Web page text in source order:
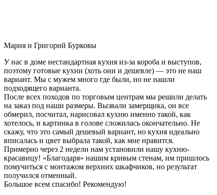
Мария и Григорий Бурковы
У нас в доме нестандартная кухня из-за короба и выступов,
поэтому готовые кухни (хоть они и дешевле) — это не наш
вариант. Мы с мужем много где были, но не нашли
подходящего варианта.
После всех походов по торговым центрам мы решили делать
на заказ под наши размеры. Вызвали замерщика, он все
обмерил, посчитал, нарисовал кухню именно такой, как
хотелось, и картинка в голове сложилась окончательно. Не
скажу, что это самый дешевый вариант, но кухня идеально
вписалась и цвет выбрала такой, как мне нравится.
Примерно через 2 недели нам установили нашу кухню-
красавицу! «Благодаря» нашим кривым стенам, им пришлось
помучиться с монтажом верхних шкафчиков, но результат
получился отменный.
Большое всем спасибо! Рекомендую!